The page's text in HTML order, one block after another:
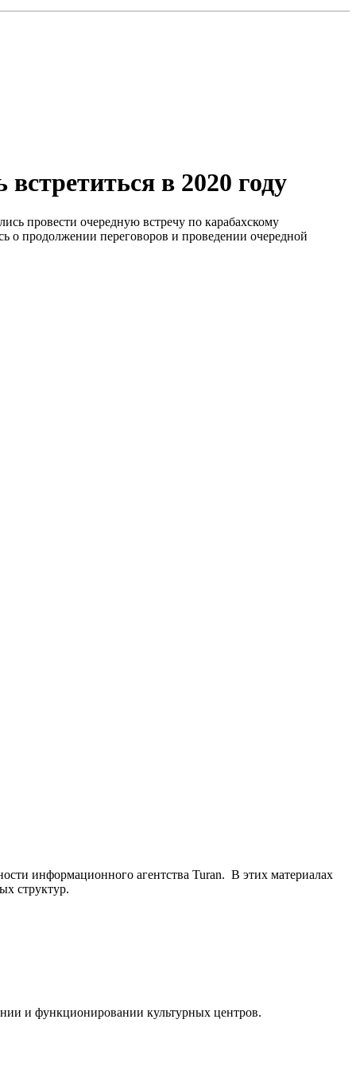
в 2020 году
провести очередную встречу по карабахскому
о продолжении переговоров и проведении очередной
информационного агентства Turan. В этих материалах
структур.
и функционировании культурных центров.